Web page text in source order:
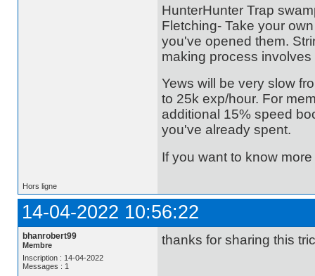
HunterHunter Trap
Fletching- Take your
you've opened them.
making process
Yews will be very slow
to 25k exp/hour. For
additional 15% speed
you've already spent.
If you want to know
Hors ligne
14-04-2022 10:56:22
bhanrobert99
Membre
Inscription : 14-04-2022
Messages : 1
thanks for sharing this